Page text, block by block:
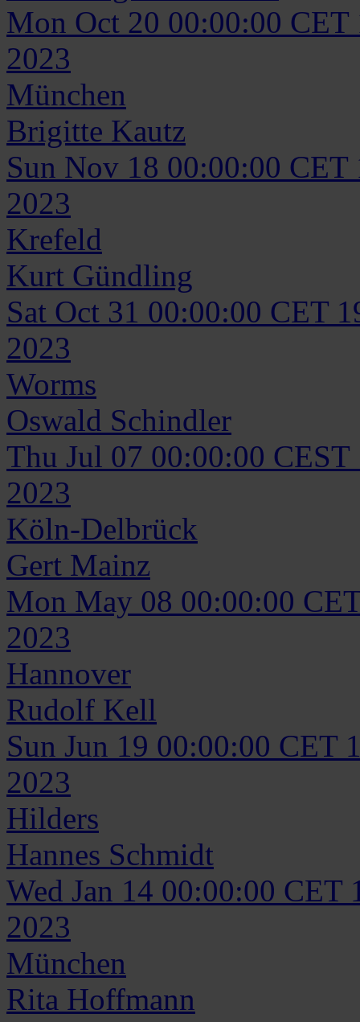
Mon Oct 20 00:00:00 CET
2023
München
Brigitte Kautz
Sun Nov 18 00:00:00 CET
2023
Krefeld
Kurt Gündling
Sat Oct 31 00:00:00 CET
2023
Worms
Oswald Schindler
Thu Jul 07 00:00:00 CEST
2023
Köln-Delbrück
Gert Mainz
Mon May 08 00:00:00
2023
Hannover
Rudolf Kell
Sun Jun 19 00:00:00 CET
2023
Hilders
Hannes Schmidt
Wed Jan 14 00:00:00 CET
2023
München
Rita Hoffmann